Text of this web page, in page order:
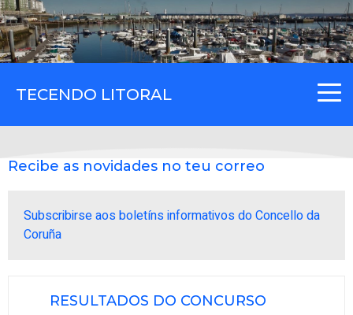
TECENDO LITORAL
Recibe as novidades no teu correo
Subscribirse aos boletíns informativos do Concello da
Coruña
RESULTADOS DO CONCURSO